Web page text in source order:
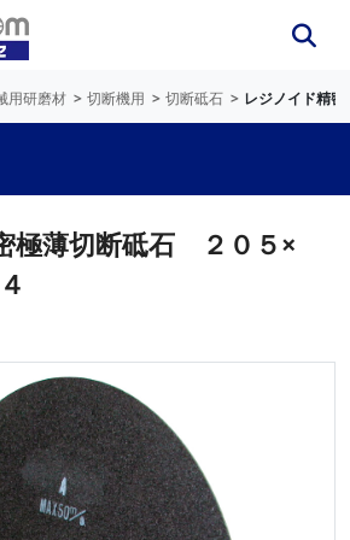
用研磨材 切断機用 切断砥石 レジノイド精
極薄切断砥石 ２０５×